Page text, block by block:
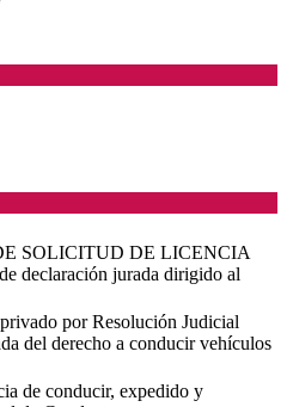
SOLICITUD DE LICENCIA
declaración jurada dirigido al
por Resolución Judicial
del derecho a conducir vehículos
de conducir, expedido y